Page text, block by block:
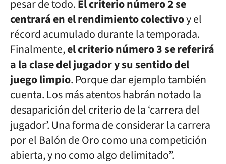
pesar de todo.El criterio número 2 se
centrará en el rendimiento colectivoy el
récord acumulado durante la temporada.
Finalmente,el criterio número 3 se referirá
a la clase del jugador y su sentido del
juego limpio. Porque dar ejemplo también
cuenta. Los más atentos habrán notado la
desaparición del criterio de la ‘carrera del
jugador’. Una forma de considerar la carrera
por el Balón de Oro como una competición
abierta, y no como algo delimitado”.